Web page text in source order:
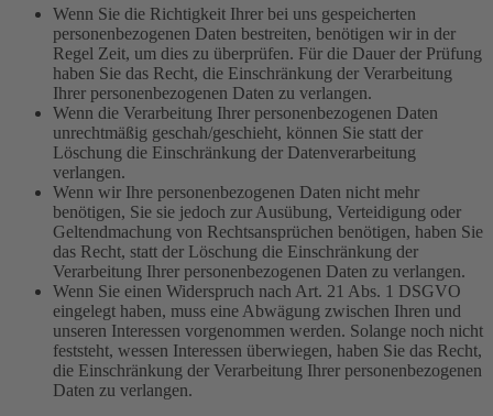
Wenn Sie die Richtigkeit Ihrer bei uns gespeicherten
personenbezogenen Daten bestreiten, benötigen wir in der
Regel Zeit, um dies zu überprüfen. Für die Dauer der Prüfung
haben Sie das Recht, die Einschränkung der Verarbeitung
Ihrer personenbezogenen Daten zu verlangen.
Wenn die Verarbeitung Ihrer personenbezogenen Daten
unrechtmäßig geschah/geschieht, können Sie statt der
Löschung die Einschränkung der Datenverarbeitung
verlangen.
Wenn wir Ihre personenbezogenen Daten nicht mehr
benötigen, Sie sie jedoch zur Ausübung, Verteidigung oder
Geltendmachung von Rechtsansprüchen benötigen, haben Sie
das Recht, statt der Löschung die Einschränkung der
Verarbeitung Ihrer personenbezogenen Daten zu verlangen.
Wenn Sie einen Widerspruch nach Art. 21 Abs. 1 DSGVO
eingelegt haben, muss eine Abwägung zwischen Ihren und
unseren Interessen vorgenommen werden. Solange noch nicht
feststeht, wessen Interessen überwiegen, haben Sie das Recht,
die Einschränkung der Verarbeitung Ihrer personenbezogenen
Daten zu verlangen.